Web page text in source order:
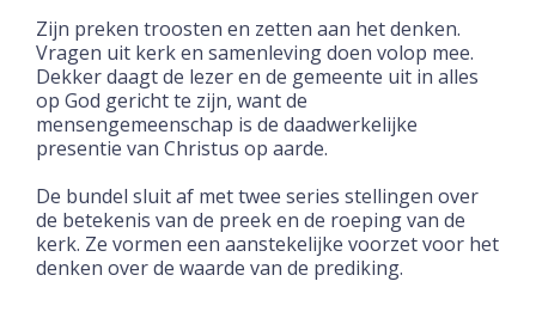
Zijn preken troosten en zetten aan het denken.
Vragen uit kerk en samenleving doen volop mee.
Dekker daagt de lezer en de gemeente uit in alles
op God gericht te zijn, want de
mensengemeenschap is de daadwerkelijke
presentie van Christus op aarde.
De bundel sluit af met twee series stellingen over
de betekenis van de preek en de roeping van de
kerk. Ze vormen een aanstekelijke voorzet voor het
denken over de waarde van de prediking.